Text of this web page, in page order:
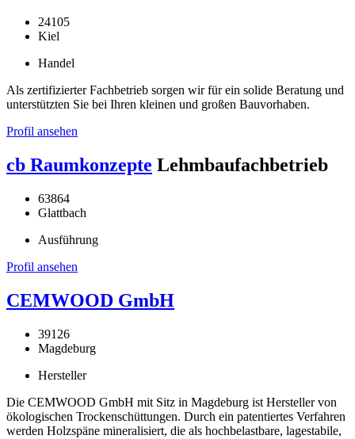
24105
Kiel
Handel
Als zertifizierter Fachbetrieb sorgen wir für ein solide Beratung und
unterstützten Sie bei Ihren kleinen und großen Bauvorhaben.
Profil ansehen
cb Raumkonzepte Lehmbaufachbetrieb
63864
Glattbach
Ausführung
Profil ansehen
CEMWOOD GmbH
39126
Magdeburg
Hersteller
Die CEMWOOD GmbH mit Sitz in Magdeburg ist Hersteller von
ökologischen Trockenschüttungen. Durch ein patentiertes Verfahren
werden Holzspäne mineralisiert, die als hochbelastbare, lagestabile,